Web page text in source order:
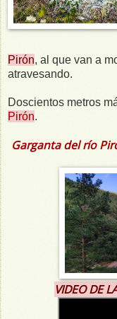
Pirón, al que van a
atravesando.
Doscientos metros
Pirón.
Garganta del río
VIDEO DE